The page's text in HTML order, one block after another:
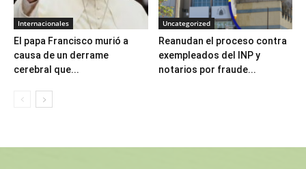
Internacionales
El papa Francisco murió a
causa de un derrame
cerebral que...
Uncategorized
Reanudan el proceso contra
exempleados del INP y
notarios por fraude...